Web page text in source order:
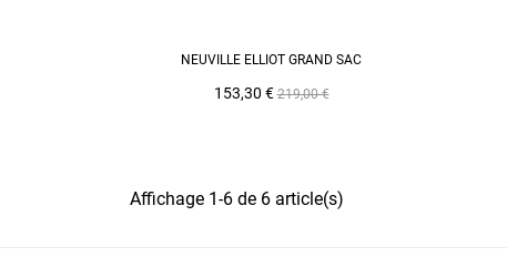
NEUVILLE ELLIOT GRAND SAC
Prix
153,30 €Prix
219,00 €
AJOUTER AU PANIER
Affichage 1-6 de 6 article(s)